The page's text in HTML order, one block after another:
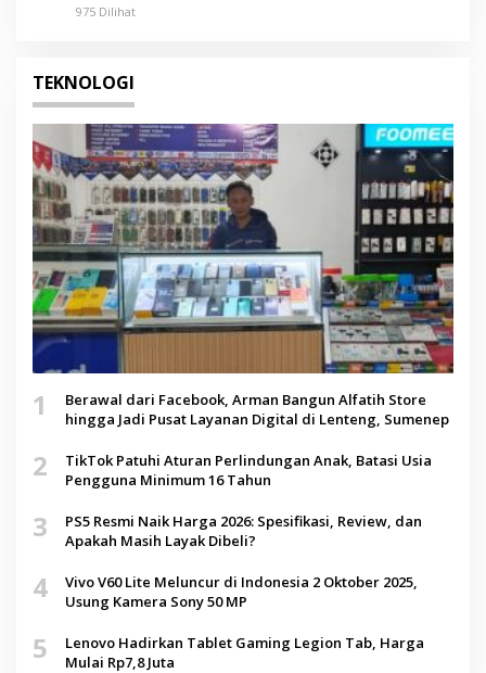
975 Dilihat
TEKNOLOGI
1
Berawal dari Facebook, Arman Bangun Alfatih Store
hingga Jadi Pusat Layanan Digital di Lenteng, Sumenep
2
TikTok Patuhi Aturan Perlindungan Anak, Batasi Usia
Pengguna Minimum 16 Tahun
3
PS5 Resmi Naik Harga 2026: Spesifikasi, Review, dan
Apakah Masih Layak Dibeli?
4
Vivo V60 Lite Meluncur di Indonesia 2 Oktober 2025,
Usung Kamera Sony 50 MP
5
Lenovo Hadirkan Tablet Gaming Legion Tab, Harga
Mulai Rp7,8 Juta